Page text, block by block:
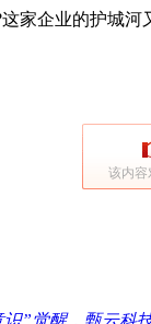
企业的护城河
该内容
识”觉醒，甄云科